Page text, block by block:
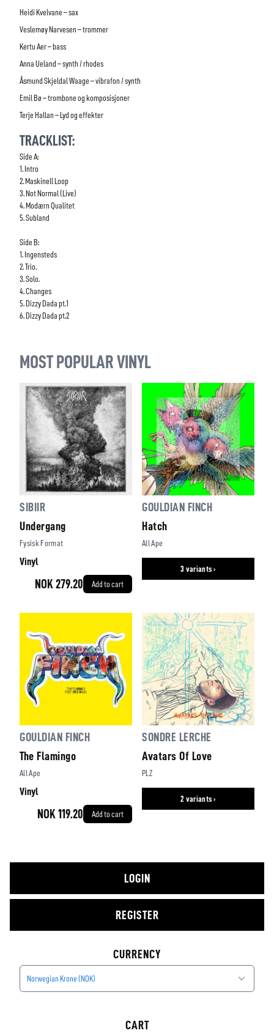
Heidi Kvelvane – sax
Veslemøy Narvesen – trommer
Kertu Aer – bass
Anna Ueland – synth / rhodes
Åsmund Skjeldal Waage – vibrafon / synth
Emil Bø – trombone og komposisjoner
Terje Hallan – Lyd og effekter
TRACKLIST:
Side A:
1. Intro
2. Maskinell Loop
3. Not Normal (Live)
4. Modærn Qualitet
5. Subland
Side B:
1. Ingensteds
2. Trio.
3. Solo.
4. Changes
5. Dizzy Dada pt.1
6. Dizzy Dada pt.2
MOST POPULAR VINYL
SIBIIR
Undergang
Fysisk Format
Vinyl
NOK 279.20 Add to cart
GOULDIAN FINCH
Hatch
All Ape
3 variants ›
GOULDIAN FINCH
The Flamingo
All Ape
Vinyl
NOK 119.20 Add to cart
SONDRE LERCHE
Avatars Of Love
PLZ
2 variants ›
LOGIN
REGISTER
CURRENCY
Norwegian Krone (NOK)
CART